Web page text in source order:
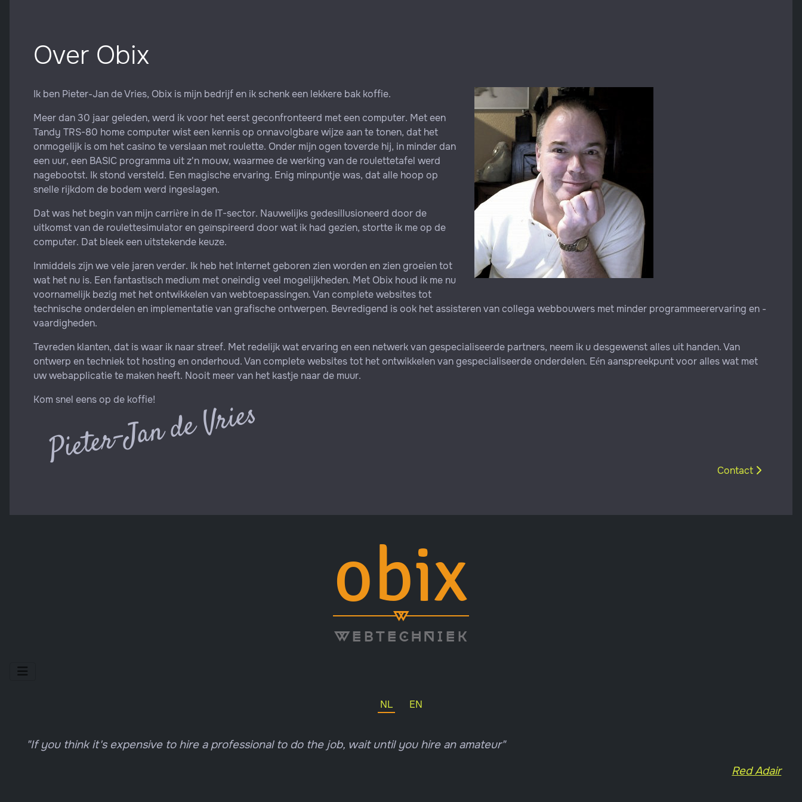
obix
w
webtech niek
NL EN
"If you think it's expensive to hire a professional to do the job, wait until you hire an amateur"
Red Adair
Over Obix
Ik ben Pieter-Jan de Vries, Obix is mijn bedrijf en ik schenk een lekkere bak koffie.
Meer dan 30 jaar geleden, werd ik voor het eerst geconfronteerd met een computer. Met een
Tandy TRS-80 home computer wist een kennis op onnavolgbare wijze aan te tonen, dat het
onmogelijk is om het casino te verslaan met roulette. Onder mijn ogen toverde hij, in minder dan
een uur, een BASIC programma uit z'n mouw, waarmee de werking van de roulettetafel werd
nagebootst. Ik stond versteld. Een magische ervaring. Enig minpuntje was, dat alle hoop op
snelle rijkdom de bodem werd ingeslagen.
Dat was het begin van mijn carrière in de IT-sector. Nauwelijks gedesillusioneerd door de
uitkomst van de roulettesimulator en geïnspireerd door wat ik had gezien, stortte ik me op de
computer. Dat bleek een uitstekende keuze.
Inmiddels zijn we vele jaren verder. Ik heb het Internet geboren zien worden en zien groeien tot
wat het nu is. Een fantastisch medium met oneindig veel mogelijkheden. Met Obix houd ik me nu
voornamelijk bezig met het ontwikkelen van webtoepassingen. Van complete websites tot
technische onderdelen en implementatie van grafische ontwerpen. Bevredigend is ook het assisteren van collega webbouwers met minder programmeerervaring en -
vaardigheden.
Tevreden klanten, dat is waar ik naar streef. Met redelijk wat ervaring en een netwerk van gespecialiseerde partners, neem ik u desgewenst alles uit handen. Van
ontwerp en techniek tot hosting en onderhoud. Van complete websites tot het ontwikkelen van gespecialiseerde onderdelen. Eén aanspreekpunt voor alles wat met
uw webapplicatie te maken heeft. Nooit meer van het kastje naar de muur.
Kom snel eens op de koffie!
Pieter-Jan de Vries Volgende artikel:
Contact